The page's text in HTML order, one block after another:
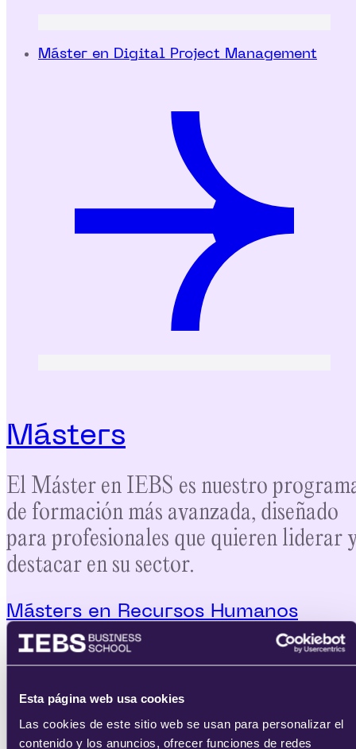
Esta página web usa cookies
Las cookies de este sitio web se usan para personalizar el
contenido y los anuncios, ofrecer funciones de redes
Máster en Digital Project Management
Másters
El Máster en IEBS es nuestro
de formación más avanzada, diseñado
para profesionales que quieren liderar
destacar en su sector.
Másters en Recursos Humanos
Máster en Dirección de Personas y
People Analytics con IA